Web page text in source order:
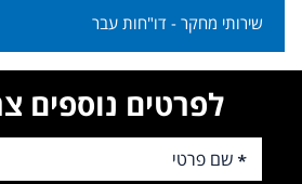
שירותי מחקר - דו"חות עבר
לפרטים נוספים